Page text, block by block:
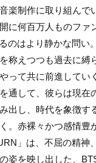
楽制作に取り組んで
に何百万人ものファ
のはより静かな問い
称えつつも過去に縛
って共に前進してい
通して、彼らは現在
出し、時代を象徴す
。赤裸々かつ感情豊
」は、不屈の精神
姿を映し出した、